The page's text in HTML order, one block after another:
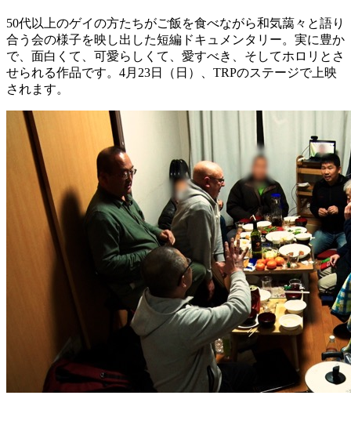
50代以上のゲイの方たちがご飯を食べながら和気藹々と語り
合う会の様子を映し出した短編ドキュメンタリー。実に豊か
で、面白くて、可愛らしくて、愛すべき、そしてホロリとさ
せられる作品です。4月23日（日）、TRPのステージで上映
されます。